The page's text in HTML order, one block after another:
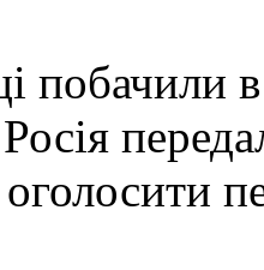
побачили
Росія